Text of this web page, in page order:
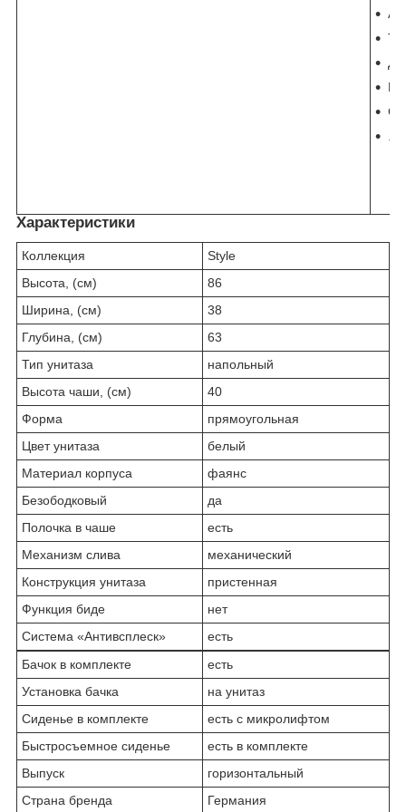
.
Характеристики
Коллекция
Style
Высота, (см)
86
Ширина, (см)
38
Глубина, (см)
63
Тип унитаза
напольный
Высота чаши, (см)
40
Форма
прямоугольная
Цвет унитаза
белый
Материал корпуса
фаянс
Безободковый
да
Полочка в чаше
есть
Механизм слива
механический
Конструкция унитаза
пристенная
Функция биде
нет
Система «Антивсплеск»
есть
Бачок в комплекте
есть
Установка бачка
на унитаз
Сиденье в комплекте
есть с микролифтом
Быстросъемное сиденье
есть в комплекте
Выпуск
горизонтальный
Страна бренда
Германия